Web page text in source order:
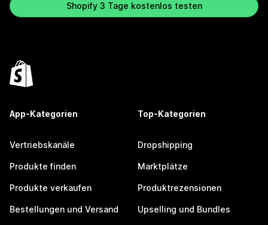
Shopify 3 Tage kostenlos testen
App-Kategorien
Vertriebskanäle
Produkte finden
Produkte verkaufen
Bestellungen und Versand
Top-Kategorien
Dropshipping
Marktplätze
Produktrezensionen
Upselling und Bundles